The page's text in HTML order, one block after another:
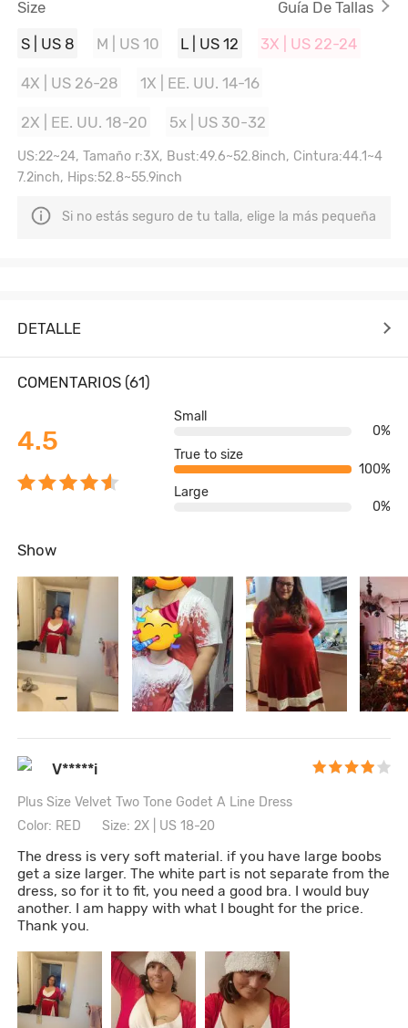
Size
Guía De Tallas
S | US 8
M | US 10 L | US 12 3X | US 22-24
4X | US 26-28 1X | EE. UU. 14-16
2X | EE. UU. 18-20 5x | US 30-32
US:22~24, Tamaño r:3X, Bust:49.6~52.8inch, Cintura:44.1~4
7.2inch, Hips:52.8~55.9inch
Si no estás seguro de tu talla, elige la más pequeña
DETALLE
COMENTARIOS (61)
4.5
Small
0%
True to size
100%
Large
0%
Show
V*****i
Plus Size Velvet Two Tone Godet A Line Dress
Color: RED
Size: 2X | US 18-20
The dress is very soft material. if you have large boobs
get a size larger. The white part is not separate from the
dress, so for it to fit, you need a good bra. I would buy
another. I am happy with what I bought for the price.
Thank you.